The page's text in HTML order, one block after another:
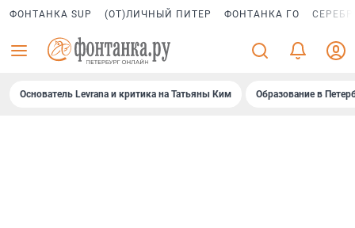
ФОНТАНКА SUP (ОТ)ЛИЧНЫЙ ПИТЕР ФОНТАНКА ГО
Основатель Levrana и критика на Татьяны Ким Образование в